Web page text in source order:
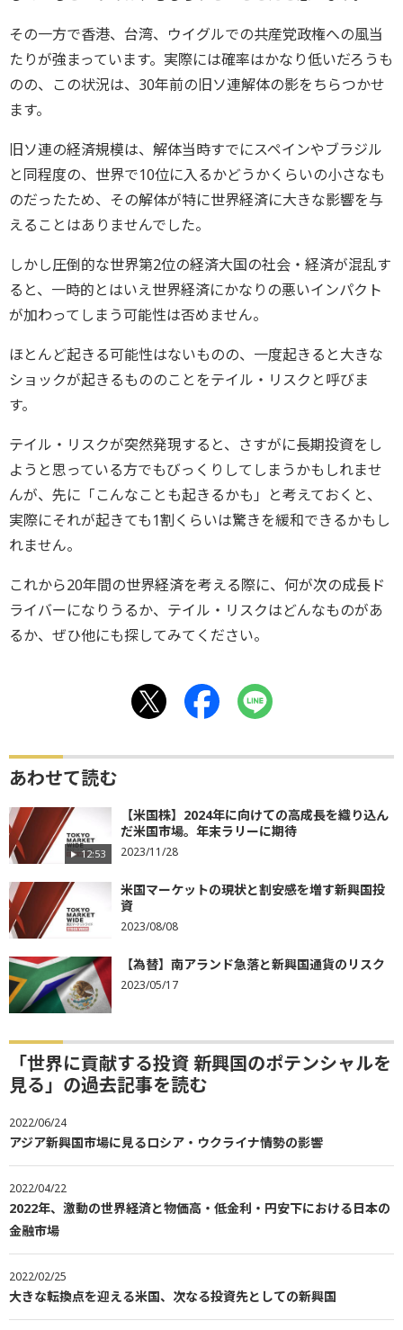
その一方で香港、台湾、ウイグルでの共産党政権への風当
たりが強まっています。実際には確率はかなり低いだろうも
のの、この状況は、30年前の旧ソ連解体の影をちらつかせ
ます。
旧ソ連の経済規模は、解体当時すでにスペインやブラジル
と同程度の、世界で10位に入るかどうかくらいの小さなも
のだったため、その解体が特に世界経済に大きな影響を与
えることはありませんでした。
しかし圧倒的な世界第2位の経済大国の社会・経済が混乱す
ると、一時的とはいえ世界経済にかなりの悪いインパクト
が加わってしまう可能性は否めません。
ほとんど起きる可能性はないものの、一度起きると大きな
ショックが起きるもののことをテイル・リスクと呼びま
す。
テイル・リスクが突然発現すると、さすがに長期投資をし
ようと思っている方でもびっくりしてしまうかもしれませ
んが、先に「こんなことも起きるかも」と考えておくと、
実際にそれが起きても1割くらいは驚きを緩和できるかもし
れません。
これから20年間の世界経済を考える際に、何が次の成長ド
ライバーになりうるか、テイル・リスクはどんなものがあ
るか、ぜひ他にも探してみてください。
あわせて読む
12:53
【米国株】2024年に向けての高成長を織り込ん
だ米国市場。年末ラリーに期待
2023/11/28
米国マーケットの現状と割安感を増す新興国投
資
2023/08/08
【為替】南アランド急落と新興国通貨のリスク
2023/05/17
「世界に貢献する投資 新興国のポテンシャルを
見る」の過去記事を読む
2022/06/24
アジア新興国市場に見るロシア・ウクライナ情勢の影響
2022/04/22
2022年、激動の世界経済と物価高・低金利・円安下における日本の
金融市場
2022/02/25
大きな転換点を迎える米国、次なる投資先としての新興国